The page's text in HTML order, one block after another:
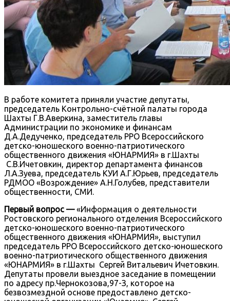
В работе комитета приняли участие депутаты,
председатель Контрольно-счётной палаты города
Шахты Г.В.Аверкина, заместитель главы
Администрации по экономике и финансам
Д.А.Дедученко, председатель РРО Всероссийского
детско-юношеского военно-патриотического
общественного движения «ЮНАРМИЯ» в г.Шахты
С.В.Ичетовкин, директор департамента финансов
Л.А.Зуева, председатель КУИ А.Г.Юрьев, председатель
РДМОО «Возрождение» А.Н.Голубев, представители
общественности, СМИ.
Первый вопрос —«Информация о деятельности
Ростовского регионального отделения Всероссийского
детско-юношеского военно-патриотического
общественного движения «ЮНАРМИЯ», выступил
председатель РРО Всероссийского детско-юношеского
военно-патриотического общественного движения
«ЮНАРМИЯ» в г.Шахты Сергей Витальевич Ичетовкин.
Депутаты провели выездное заседание в помещении
по адресу пр.Чернокозова,97-З, которое на
безвозмездной основе предоставлено детско-